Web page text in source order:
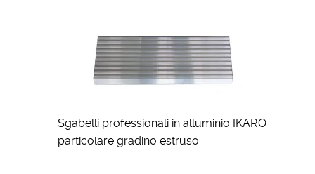
Sgabelli professionali in alluminio IKARO
particolare gradino estruso